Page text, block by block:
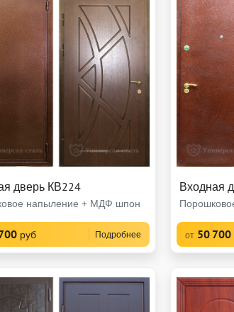
дверь КВ224
напыление + МДФ шпон
руб Подробнее
Входная
от 50 700